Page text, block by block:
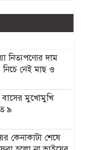
নিত্যপণ্যের দাম
নেই মাছ ও
বাসের মুখোমুখি
৯
কেনাকাটা শেষে